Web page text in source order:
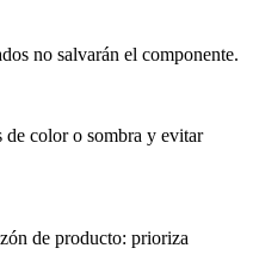
no salvarán el componente.
de color o sombra y evitar
de producto: prioriza